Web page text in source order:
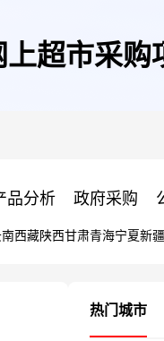
超市采购
品分析 政府采购
西藏陕西甘肃青海宁夏新疆
热门城市